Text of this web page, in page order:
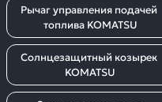
Рычаг управления подачей
топлива KOMATSU
Солнцезащитный козырек
KOMATSU